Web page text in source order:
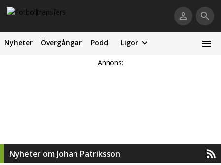
Nyheter Övergångar Podd Ligor
Annons:
Nyheter om Johan Patriksson